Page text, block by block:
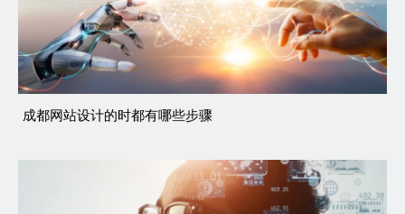
成都网站设计的时都有哪些步骤